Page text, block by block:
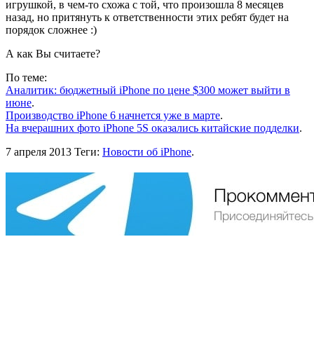
игрушкой, в чем-то схожа с той, что произошла 8 месяцев
назад, но притянуть к ответственности этих ребят будет на
порядок сложнее :)
А как Вы считаете?
По теме:
Аналитик: бюджетный iPhone по цене $300 может выйти в
июне.
Производство iPhone 6 начнется уже в марте.
На вчерашних фото iPhone 5S оказались китайские подделки.
7 апреля 2013 Теги: Новости об iPhone.